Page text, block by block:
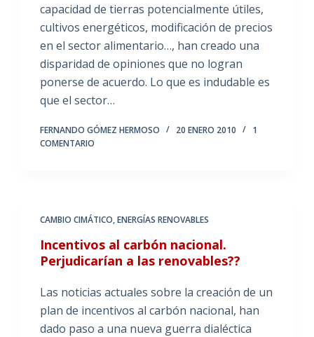
capacidad de tierras potencialmente útiles,
cultivos energéticos, modificación de precios
en el sector alimentario…, han creado una
disparidad de opiniones que no logran
ponerse de acuerdo. Lo que es indudable es
que el sector…
FERNANDO GÓMEZ HERMOSO 20 ENERO 2010
1
COMENTARIO
CAMBIO CIMÁTICO,ENERGÍAS RENOVABLES
Incentivos al carbón nacional.
Perjudicarían a las renovables??
Las noticias actuales sobre la creación de un
plan de incentivos al carbón nacional, han
dado paso a una nueva guerra dialéctica